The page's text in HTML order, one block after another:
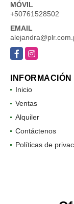
MÓVIL
+50761528502
EMAIL
FacebookInstagram
INFORMACIÓN
Inicio
Ventas
Alquiler
Contáctenos
Políticas de